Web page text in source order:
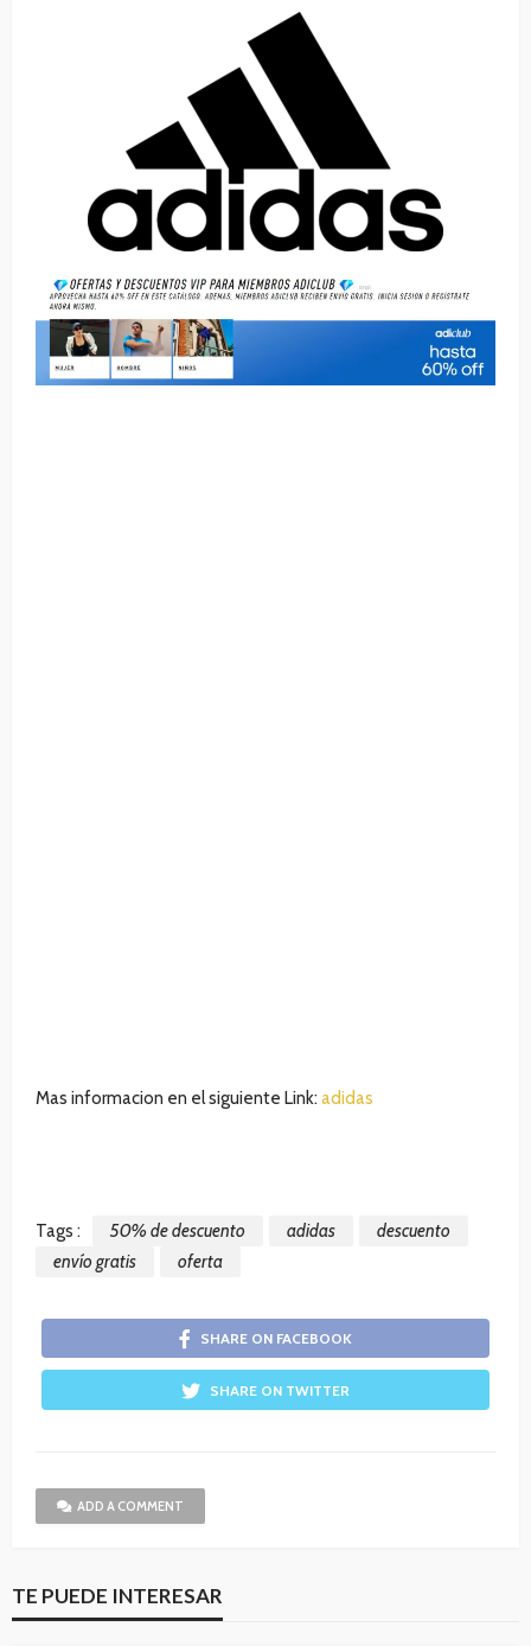
Mas informacion en el siguiente Link: adidas
Tags : 50% de descuento adidas
descuento
envío gratis
oferta
SHARE ON FACEBOOK
SHARE ON TWITTER
ADD A COMMENT
TE PUEDE INTERESAR